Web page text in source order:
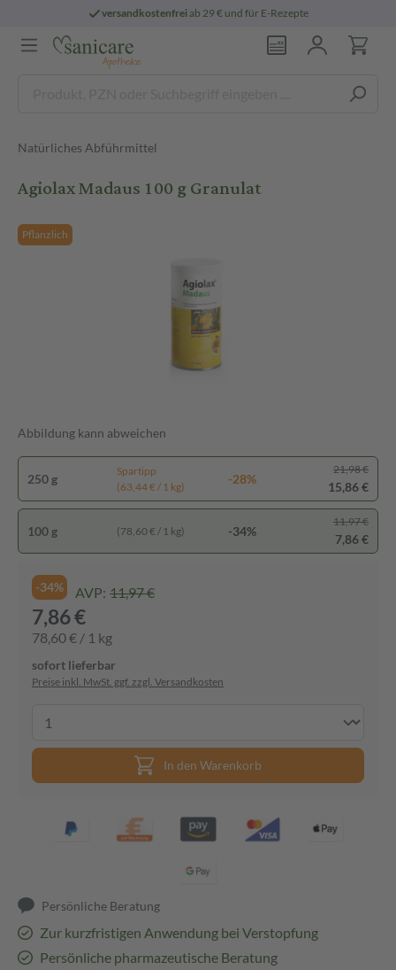
versandkostenfreiab 29 € und für E-Rezepte
Natürliches Abführmittel
Agiolax Madaus 100 g Granulat
Pflanzlich
Abbildung kann abweichen
250 g
Spartipp
(63,44 € / 1 kg)
-28%
21,98 €
15,86 €
100 g (78,60 € / 1 kg) -34%
11,97 €
7,86 €
-34% AVP: 11,97 €
7,86 €
78,60 € / 1 kg
sofort lieferbar
Preise inkl. MwSt. ggf. zzgl. Versandkosten
In den Warenkorb
Persönliche Beratung
Zur kurzfristigen Anwendung bei Verstopfung
Persönliche pharmazeutische Beratung